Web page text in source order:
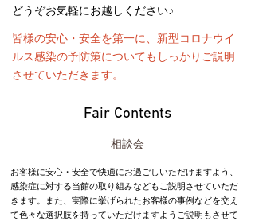
どうぞお気軽にお越しください♪
皆様の安心・安全を第一に、新型コロナウイ
ルス感染の予防策についてもしっかりご説明
させていただきます。
Fair Contents
相談会
お客様に安心・安全で快適にお過ごしいただけますよう、
感染症に対する当館の取り組みなどもご説明させていただ
きます。また、実際に挙げられたお客様の事例などを交え
て色々な選択肢を持っていただけますようご説明もさせて